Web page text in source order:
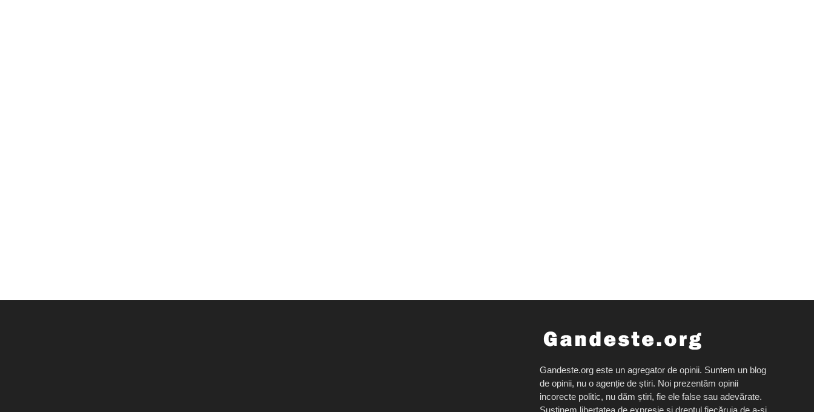
Gandeste.org este un agregator de opinii. Suntem un blog
de opinii, nu o agenție de știri. Noi prezentăm opinii
incorecte politic, nu dăm știri, fie ele false sau adevărate.
Susținem libertatea de expresie și dreptul fiecăruia de a-și